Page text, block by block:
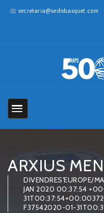
secretaria@sedisbasquet.com
ARXIUS
DIVENDRES'EUROPE/
JAN 2020 00:37:54
F37542020-01-